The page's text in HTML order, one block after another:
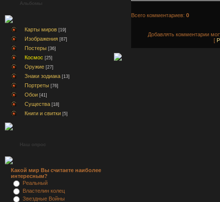
Альбомы
Карты миров [19]
Изображения [87]
Постеры [36]
Космос [25]
Оружие [27]
Знаки зодиака [13]
Портреты [76]
Обои [41]
Существа [18]
Книги и свитки [5]
Наш опрос
Какой мир Вы считаете наиболее
интересным?
Реальный
Властелин колец
Звездные Войны
Всего комментариев: 0
Добавлять комментарии
[